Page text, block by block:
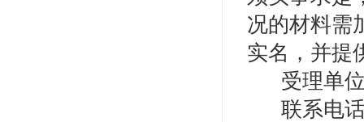
况的材料需
实名，并提
受理单
联系电